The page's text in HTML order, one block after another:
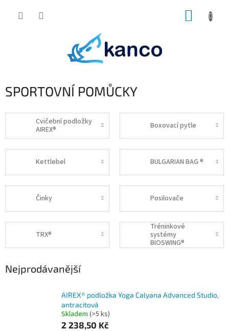
SPORTOVNÍ POMŮCKY
Cvičební podložky
AIREX®
Boxovací pytle
Kettlebel BULGARIAN BAG ®
Činky Posilovače
TRX®
Tréninkové
systémy
BIOSWING®
Nejprodávanější
AIREX® podložka Yoga Calyana Advanced Studio,
antracitová
Skladem (>5 ks)
2 238,50 Kč